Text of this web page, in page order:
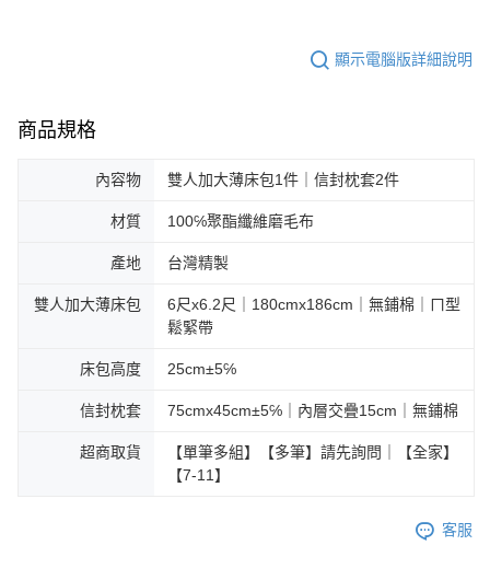
顯示電腦版詳細說明
商品規格
內容物 雙人加大薄床包1件｜信封枕套2件
材質 100℅聚酯纖維磨毛布
產地 台灣精製
雙人加大薄床包
6尺x6.2尺｜180cmx186cm｜無鋪棉｜ㄇ型
鬆緊帶
床包高度 25cm±5℅
信封枕套 75cmx45cm±5℅｜內層交疊15cm｜無鋪棉
超商取貨
【單筆多組】【多筆】請先詢問｜【全家】
【7-11】
客服